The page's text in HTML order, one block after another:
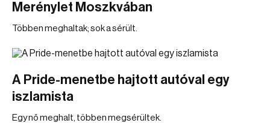
Merénylet Moszkvában
Többen meghaltak; sok a sérült.
A Pride-menetbe hajtott autóval egy
iszlamista
Egy nő meghalt, többen megsérültek.